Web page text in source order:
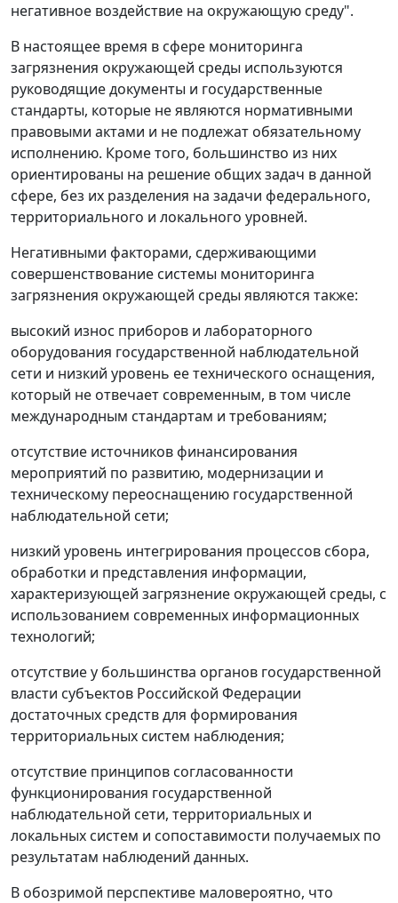
негативное воздействие на окружающую среду".
В настоящее время в сфере мониторинга
загрязнения окружающей среды используются
руководящие документы и государственные
стандарты, которые не являются нормативными
правовыми актами и не подлежат обязательному
исполнению. Кроме того, большинство из них
ориентированы на решение общих задач в данной
сфере, без их разделения на задачи федерального,
территориального и локального уровней.
Негативными факторами, сдерживающими
совершенствование системы мониторинга
загрязнения окружающей среды являются также:
высокий износ приборов и лабораторного
оборудования государственной наблюдательной
сети и низкий уровень ее технического оснащения,
который не отвечает современным, в том числе
международным стандартам и требованиям;
отсутствие источников финансирования
мероприятий по развитию, модернизации и
техническому переоснащению государственной
наблюдательной сети;
низкий уровень интегрирования процессов сбора,
обработки и представления информации,
характеризующей загрязнение окружающей среды, с
использованием современных информационных
технологий;
отсутствие у большинства органов государственной
власти субъектов Российской Федерации
достаточных средств для формирования
территориальных систем наблюдения;
отсутствие принципов согласованности
функционирования государственной
наблюдательной сети, территориальных и
локальных систем и сопоставимости получаемых по
результатам наблюдений данных.
В обозримой перспективе маловероятно, что